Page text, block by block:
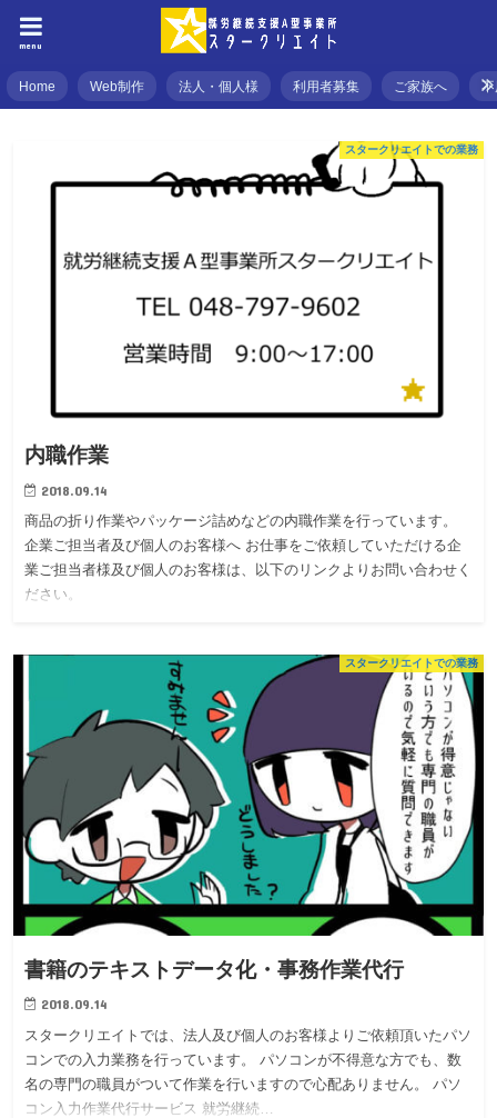
menu
Home Web制作 法人・個人様 利用者募集 ご家族へ
スタークリエイトでの業務
内職作業
2018.09.14
商品の折り作業やパッケージ詰めなどの内職作業を行っています。
企業ご担当者及び個人のお客様へ お仕事をご依頼していただける企
業ご担当者様及び個人のお客様は、以下のリンクよりお問い合わせく
ださい。
スタークリエイトでの業務
書籍のテキストデータ化・事務作業代行
2018.09.14
スタークリエイトでは、法人及び個人のお客様よりご依頼頂いたパソ
コンでの入力業務を行っています。 パソコンが不得意な方でも、数
名の専門の職員がついて作業を行いますので心配ありません。 パソ
コン入力作業代行サービス 就労継続…